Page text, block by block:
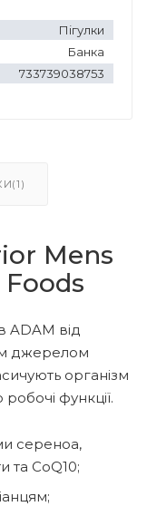
Пігулки
Банка
733739038753
Mens
ADAM від
джерелом
організм
функції.
сереноа,
та CoQ10;